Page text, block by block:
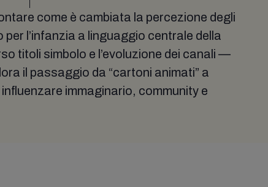
come è cambiata la percezione degli
l’infanzia a linguaggio centrale della
titoli simbolo e l’evoluzione dei canali —
il passaggio da “cartoni animati” a
immaginario, community e